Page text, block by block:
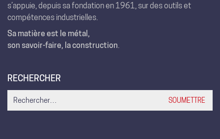
s’appuie, depuis sa fondation en 1961, sur des outils et
compétences industrielles.
Sa matière est le métal,
son savoir-faire, la construction.
RECHERCHER
Search
for: